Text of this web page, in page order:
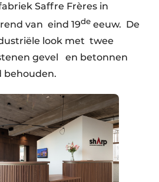
Saffre Frères in
van eind 19de eeuw. De
look met twee
gevel en betonnen
behouden.